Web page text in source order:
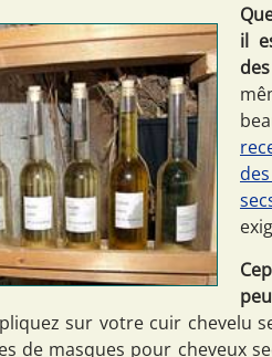
il
sur votre cuir chevelu
de masques pour cheveux